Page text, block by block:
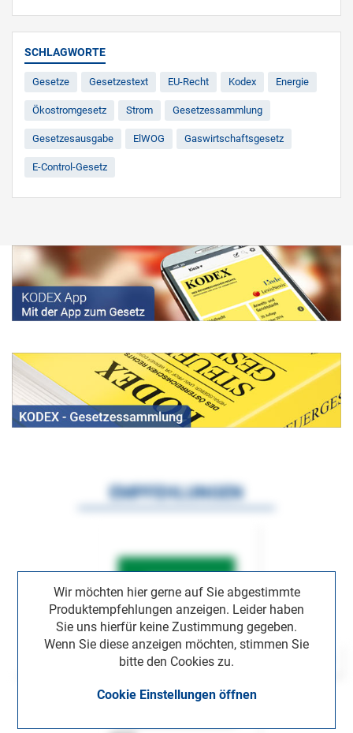
SCHLAGWORTE
Gesetze Gesetzestext EU-Recht Kodex Energie
Ökostromgesetz Strom Gesetzessammlung
Gesetzesausgabe ElWOG Gaswirtschaftsgesetz
E-Control-Gesetz
Wir möchten hier gerne auf Sie abgestimmte
Produktempfehlungen anzeigen. Leider haben
Sie uns hierfür keine Zustimmung gegeben.
Wenn Sie diese anzeigen möchten, stimmen Sie
bitte den Cookies zu.
Cookie Einstellungen öffnen
EMPFEHLUNGEN